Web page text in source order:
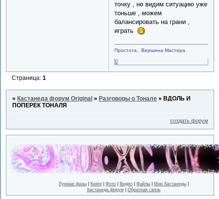
точку , но видим ситуацию уже
тоньше , можем
балансировать на грани ,
играть
Простота , Вершина Мастера.
0
Страница:1
»Кастанеда форум Original »Разговоры о Тонале »ВДОЛЬ И
ПОПЕРЕК ТОНАЛЯ
создать форум
Лунные фазы Книги Фото Видео Файлы Мир Кастанеды
Кастанеда форум| Обратная связь